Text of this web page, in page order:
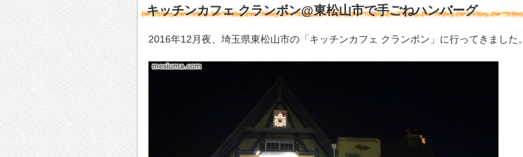
キッチンカフェ クランボン@東松山市で手ごねハンバーグ
2016年12月夜、埼玉県東松山市の「キッチンカフェ クランボン」に行ってきました。